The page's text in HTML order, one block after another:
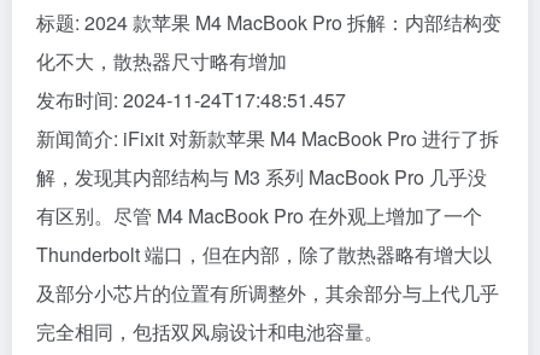
标题: 2024 款苹果 M4 MacBook Pro 拆解：内部结构变
化不大，散热器尺寸略有增加
发布时间: 2024-11-24T17:48:51.457
新闻简介: iFixit 对新款苹果 M4 MacBook Pro 进行了拆
解，发现其内部结构与 M3 系列 MacBook Pro 几乎没
有区别。尽管 M4 MacBook Pro 在外观上增加了一个
Thunderbolt 端口，但在内部，除了散热器略有增大以
及部分小芯片的位置有所调整外，其余部分与上代几乎
完全相同，包括双风扇设计和电池容量。